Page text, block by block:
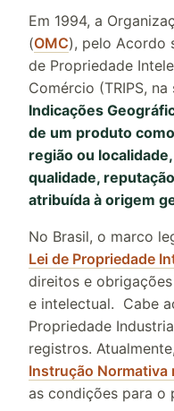
Em 1994, a
(OMC), pelo Acordo
de Propriedade
Comércio (TRIPS,
Indicações
de um produto
região ou
qualidade,
atribuída à origem
No Brasil, o marco
Lei de Propriedade
direitos e
e intelectual. Cabe
Propriedade
registros.
Instrução Normativa
as condições para o